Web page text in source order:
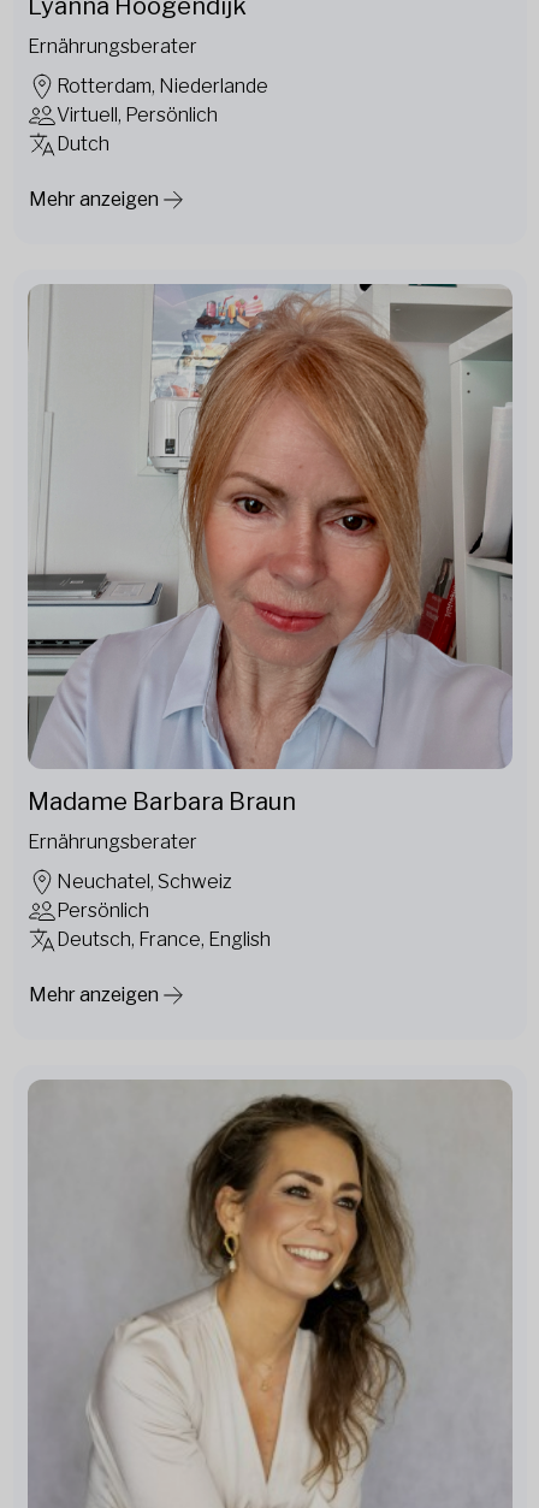
Ernährungsberater
Rotterdam, Niederlande
Virtuell, Persönlich
Dutch
Mehr anzeigen
Madame Barbara Braun
Ernährungsberater
Neuchatel, Schweiz
Persönlich
Deutsch, France, English
Mehr anzeigen